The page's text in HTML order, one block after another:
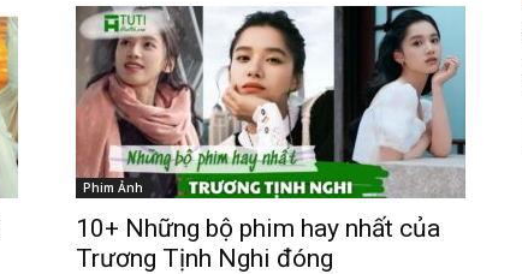
Phim Ảnh
10+ Những bộ phim hay nhất của
Trương Tịnh Nghi đóng